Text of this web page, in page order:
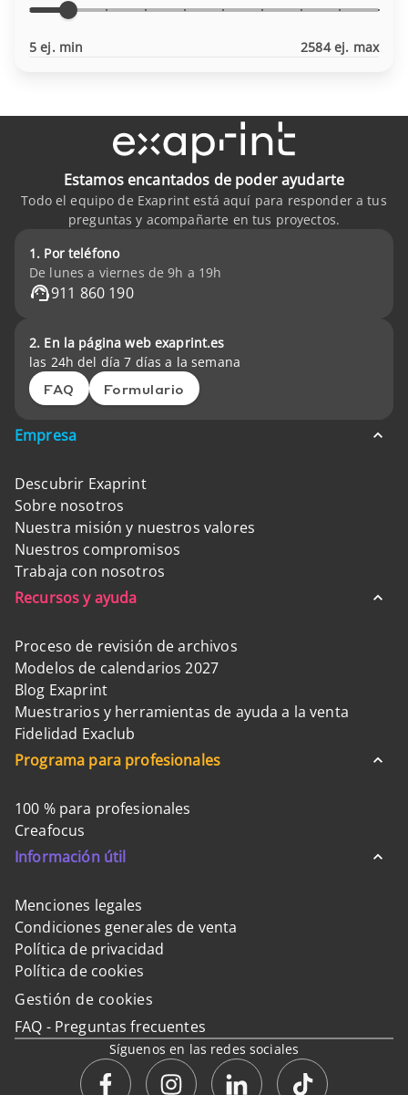
5 ej. min 2584 ej. max
Estamos encantados de poder ayudarte
Todo el equipo de Exaprint está aquí para responder a tus
preguntas y acompañarte en tus proyectos.
1. Por teléfono
De lunes a viernes de 9h a 19h
911 860 190
2. En la página web exaprint.es
las 24h del día 7 días a la semana
FAQ Formulario
Empresa
Descubrir Exaprint
Sobre nosotros
Nuestra misión y nuestros valores
Nuestros compromisos
Trabaja con nosotros
Recursos y ayuda
Proceso de revisión de archivos
Modelos de calendarios 2027
Blog Exaprint
Muestrarios y herramientas de ayuda a la venta
Fidelidad Exaclub
Programa para profesionales
100 % para profesionales
Creafocus
Información útil
Menciones legales
Condiciones generales de venta
Política de privacidad
Política de cookies
Gestión de cookies
FAQ - Preguntas frecuentes
Síguenos en las redes sociales